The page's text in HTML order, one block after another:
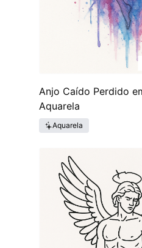
Anjo Caído Perdido
Aquarela
Aquarela